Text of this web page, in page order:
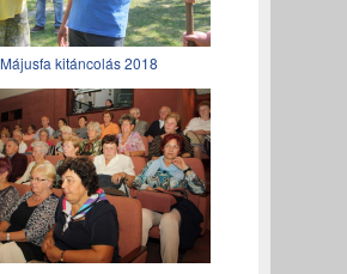
Májusfa kitáncolás 2018